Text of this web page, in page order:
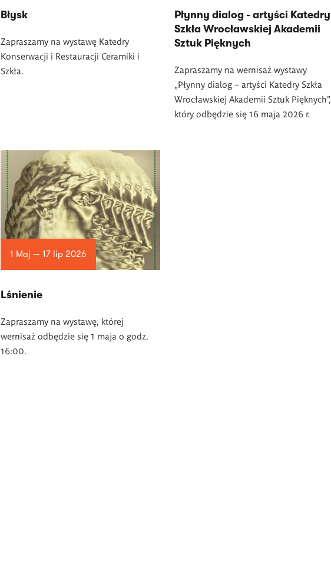
Błysk
Zapraszamy na wystawę Katedry
Konserwacji i Restauracji Ceramiki i
Szkła.
Płynny dialog - artyści Katedry
Szkła Wrocławskiej Akademii
Sztuk Pięknych
Zapraszamy na wernisaż wystawy
„Płynny dialog – artyści Katedry Szkła
Wrocławskiej Akademii Sztuk Pięknych”,
który odbędzie się 16 maja 2026 r.
1 Maj — 17 lip 2026
Lśnienie
Zapraszamy na wystawę, której
wernisaż odbędzie się 1 maja o godz.
16:00.